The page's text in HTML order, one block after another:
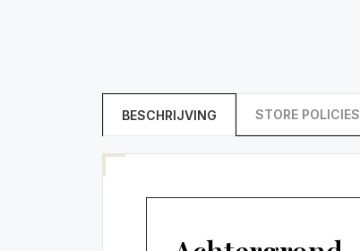
BESCHRIJVING STORE POLICIES